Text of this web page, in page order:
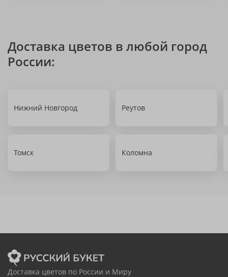
Доставка цветов в любой город
России:
Нижний Новгород Реутов
Томск Коломна
Доставка цветов по России и Миру